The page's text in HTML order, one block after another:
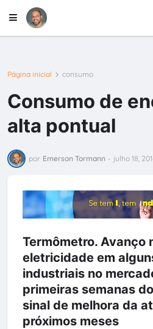
Página inicial consumo
Consumo de
alta pontual
por Emerson Tormann - julho 18,
Termômetro. Avanço
eletricidade em
industriais no
primeiras semanas
sinal de melhora da
próximos meses